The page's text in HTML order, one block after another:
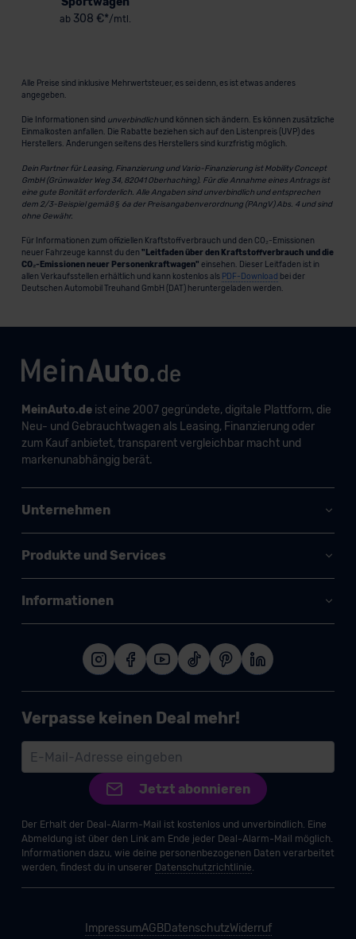
ab 308 €*/mtl.
Alle Preise sind inklusive Mehrwertsteuer, es sei denn, es ist etwas anderes
angegeben.
Die Informationen sind unverbindlichund können sich ändern. Es können zusätzliche
Einmalkosten anfallen. Die Rabatte beziehen sich auf den Listenpreis (UVP) des
Herstellers. Änderungen seitens des Herstellers sind kurzfristig möglich.
Dein Partner für Leasing, Finanzierung und Vario-Finanzierung ist Mobility Concept
GmbH (Grünwalder Weg 34, 82041 Oberhaching). Für die Annahme eines Antrags ist
eine gute Bonität erforderlich. Alle Angaben sind unverbindlich und entsprechen
dem 2/3-Beispiel gemäß § 6a der Preisangabenverordnung (PAngV) Abs. 4 und sind
ohne Gewähr.
Für Informationen zum offiziellen Kraftstoffverbrauch und den CO₂-Emissionen
neuer Fahrzeuge kannst du den "Leitfaden über den Kraftstoffverbrauch und die
CO₂-Emissionen neuer Personenkraftwagen" einsehen. Dieser Leitfaden ist in
allen Verkaufsstellen erhältlich und kann kostenlos als PDF-Download bei der
Deutschen Automobil Treuhand GmbH (DAT) heruntergeladen werden.
MeinAuto.deist eine 2007 gegründete, digitale Plattform, die
Neu- und Gebrauchtwagen als Leasing, Finanzierung oder
zum Kauf anbietet, transparent vergleichbar macht und
markenunabhängig berät.
Unternehmen
Produkte und Services
Informationen
Verpasse keinen Deal mehr!
Jetzt abonnieren
Der Erhalt der Deal-Alarm-Mail ist kostenlos und unverbindlich. Eine
Abmeldung ist über den Link am Ende jeder Deal-Alarm-Mail möglich.
Informationen dazu, wie deine personenbezogenen Daten verarbeitet
werden, findest du in unserer Datenschutzrichtlinie.
ImpressumAGBDatenschutzWiderruf